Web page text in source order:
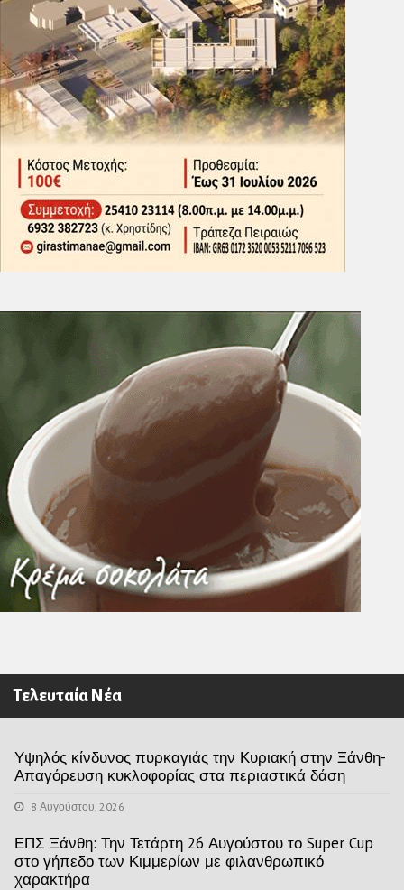
Τελευταία Νέα
Υψηλός κίνδυνος πυρκαγιάς την Κυριακή στην Ξάνθη-
Απαγόρευση κυκλοφορίας στα περιαστικά δάση
8 Αυγούστου, 2026
ΕΠΣ Ξάνθη: Την Τετάρτη 26 Αυγούστου το Super Cup
στο γήπεδο των Κιμμερίων με φιλανθρωπικό
χαρακτήρα